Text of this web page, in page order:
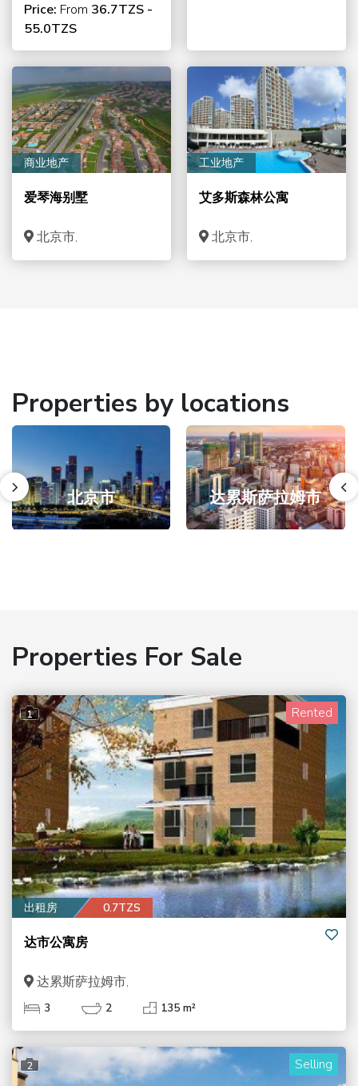
Price: From 36.7TZS -
55.0TZS
商业地产
爱琴海别墅
北京市,
工业地产
艾多斯森林公寓
北京市,
Properties by locations
北京市 达累斯萨拉姆市
Properties For Sale
1 Rented
出租房 0.7TZS
达市公寓房
达累斯萨拉姆市,
3 2 135 m²
2 Selling